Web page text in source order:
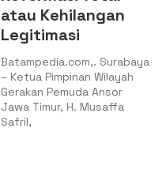
atau Kehilangan
Legitimasi
Batampedia.com,. Surabaya
– Ketua Pimpinan Wilayah
Gerakan Pemuda Ansor
Jawa Timur, H. Musaffa
Safril,